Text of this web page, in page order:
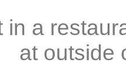
in a
at outside